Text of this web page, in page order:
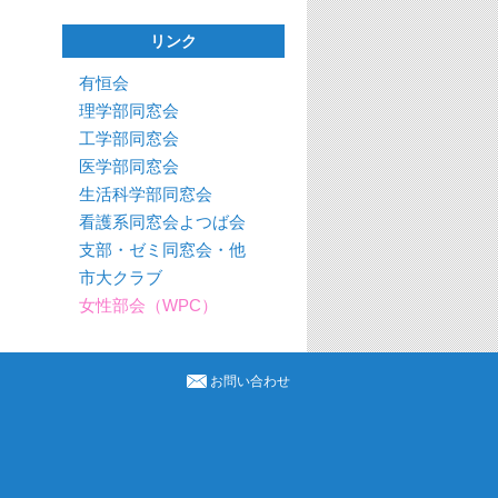
リンク
有恒会
理学部同窓会
工学部同窓会
医学部同窓会
生活科学部同窓会
看護系同窓会よつば会
支部・ゼミ同窓会・他
市大クラブ
女性部会（WPC）
お問い合わせ